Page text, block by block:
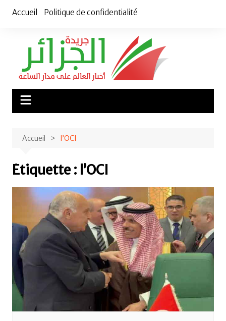
Accueil Politique de confidentialité
Accueil l’OCI
Étiquette : l’OCI